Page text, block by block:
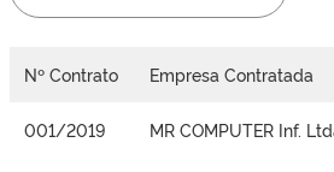
Nº Contrato Empresa Contratada
001/2019 MR COMPUTER Inf.